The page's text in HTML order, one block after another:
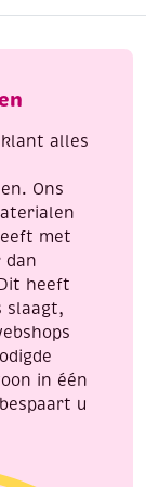
vorm
alles
Ons
met
dan
heeft
slaagt,
in één
u